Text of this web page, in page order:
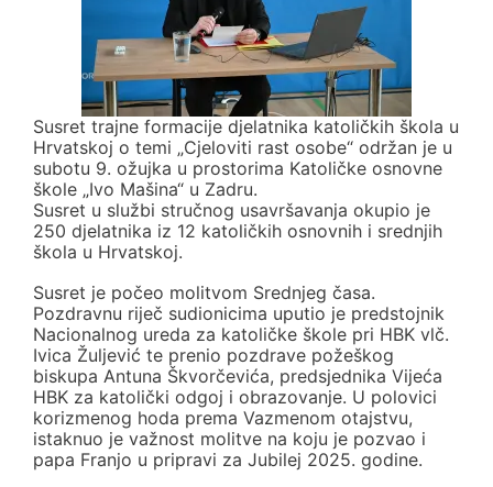
Susret trajne formacije djelatnika katoličkih škola u
Hrvatskoj o temi „Cjeloviti rast osobe“ održan je u
subotu 9. ožujka u prostorima Katoličke osnovne
škole „Ivo Mašina“ u Zadru.
Susret u službi stručnog usavršavanja okupio je
250 djelatnika iz 12 katoličkih osnovnih i srednjih
škola u Hrvatskoj.
Susret je počeo molitvom Srednjeg časa.
Pozdravnu riječ sudionicima uputio je predstojnik
Nacionalnog ureda za katoličke škole pri HBK vlč.
Ivica Žuljević te prenio pozdrave požeškog
biskupa Antuna Škvorčevića, predsjednika Vijeća
HBK za katolički odgoj i obrazovanje. U polovici
korizmenog hoda prema Vazmenom otajstvu,
istaknuo je važnost molitve na koju je pozvao i
papa Franjo u pripravi za Jubilej 2025. godine.